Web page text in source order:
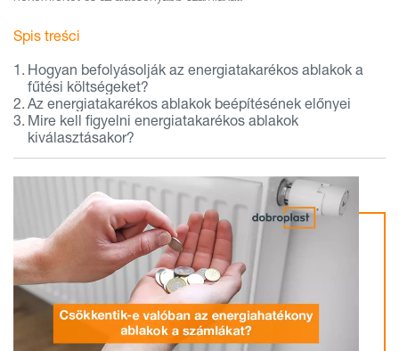
Spis treści
Hogyan befolyásolják az energiatakarékos ablakok a
fűtési költségeket?
Az energiatakarékos ablakok beépítésének előnyei
Mire kell figyelni energiatakarékos ablakok
kiválasztásakor?